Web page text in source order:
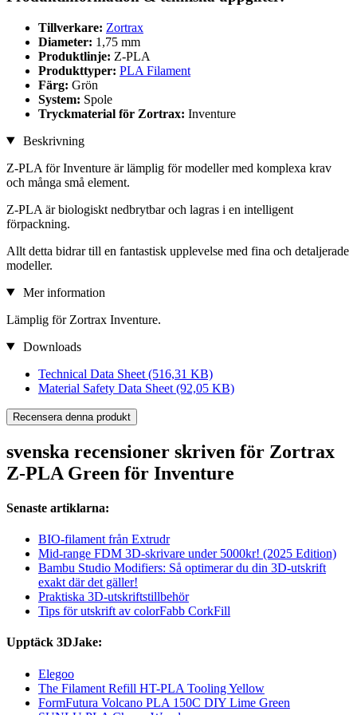
Tillverkare: Zortrax
Diameter: 1,75 mm
Produktlinje: Z-PLA
Produkttyper: PLA Filament
Färg: Grön
System: Spole
Tryckmaterial för Zortrax: Inventure
Beskrivning
Z-PLA för Inventure är lämplig för modeller med komplexa krav
och många små element.
Z-PLA är biologiskt nedbrytbar och lagras i en intelligent
förpackning.
Allt detta bidrar till en fantastisk upplevelse med fina och detaljerade
modeller.
Mer information
Lämplig för Zortrax Inventure.
Downloads
Technical Data Sheet (516,31 KB)
Material Safety Data Sheet (92,05 KB)
Recensera denna produkt
svenska recensioner skriven för Zortrax
Z-PLA Green för Inventure
Senaste artiklarna:
BIO-filament från Extrudr
Mid-range FDM 3D-skrivare under 5000kr! (2025 Edition)
Bambu Studio Modifiers: Så optimerar du din 3D-utskrift
exakt där det gäller!
Praktiska 3D-utskriftstillbehör
Tips för utskrift av colorFabb CorkFill
Upptäck 3DJake:
Elegoo
The Filament Refill HT-PLA Tooling Yellow
FormFutura Volcano PLA 150C DIY Lime Green